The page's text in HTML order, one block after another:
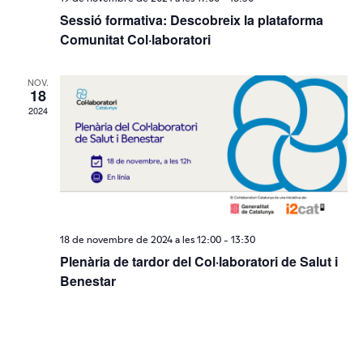
Sessió formativa: Descobreix la plataforma
Comunitat Col·laboratori
NOV.
18
2024
18 de novembre de 2024 a les 12:00- 13:30
Plenària de tardor del Col·laboratori de Salut i
Benestar